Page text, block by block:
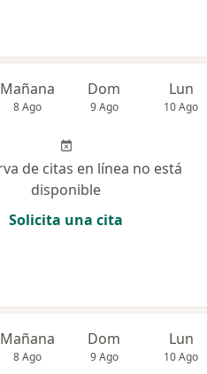
Mañana
8 Ago
Dom
9 Ago
Lun
10 Ago
de citas en línea no está
disponible
Solicita una cita
Mañana
8 Ago
Dom
9 Ago
Lun
10 Ago